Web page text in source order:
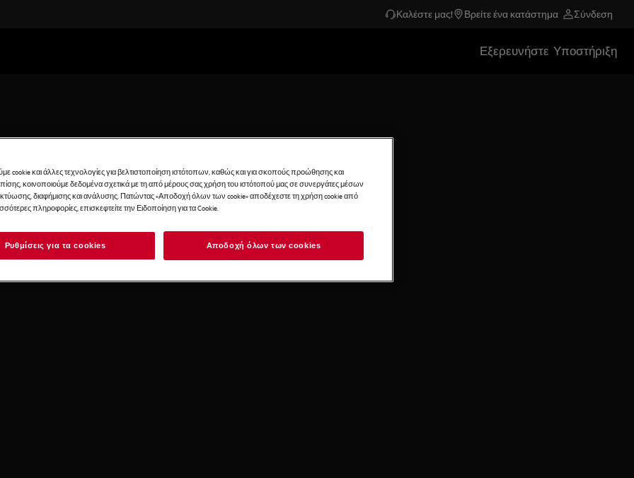
Καλέστε μας! Βρείτε ένα κατάστημα Σύνδεση
Εξερευνήστε Υποστήριξη
στο θρεπτικό και
έως σύνθετα
των θρεπτικών
cookie και άλλες τεχνολογίες για βελτιστοποίηση ιστότοπων, καθώς και για σκοπούς προώθησης και
κοινοποιούμε δεδομένα σχετικά με τη από μέρους σας χρήση του ιστότοπού μας σε συνεργάτες μέσων
διαφήμισης και ανάλυσης. Πατώντας «Αποδοχή όλων των cookie» αποδέχεστε τη χρήση cookie από
πληροφορίες, επισκεφτείτε την Ειδοποίηση για τα Cookie.
Ρυθμίσεις για τα cookies Αποδοχή όλων των cookies